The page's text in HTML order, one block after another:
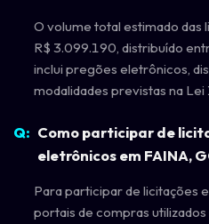
O volume total estimado das
R$ 3.099.190, distribuído
inclui pregões eletrônicos,
modalidades previstas na
Como participar de
eletrônicos em FAINA,
Para participar de licitações
portais de compras